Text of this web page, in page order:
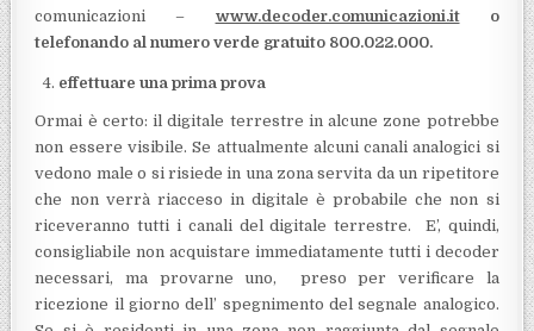
comunicazioni – www.decoder.comunicazioni.ito
telefonando al numero verde gratuito 800.022.000.
effettuare una prima prova
Ormai è certo: il digitale terrestre in alcune zone potrebbe
non essere visibile. Se attualmente alcuni canali analogici si
vedono male o si risiede in una zona servita da un ripetitore
che non verrà riacceso in digitale è probabile che non si
riceveranno tutti i canali del digitale terrestre. E’, quindi,
consigliabile non acquistare immediatamente tutti i decoder
necessari, ma provarne uno, preso per verificare la
ricezione il giorno dell’ spegnimento del segnale analogico.